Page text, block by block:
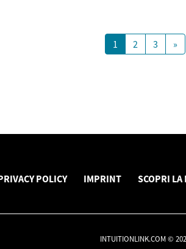
1 2 3 »
POLICY IMPRINT SCOPRI LA
INTUITIONLINK.COM ©